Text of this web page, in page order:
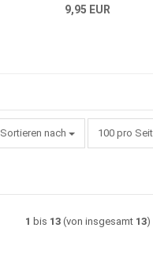
9,95 EUR
Sortieren nach
Sortieren nach 100 pro
pro Seite
1 bis 13(von insgesamt 13)